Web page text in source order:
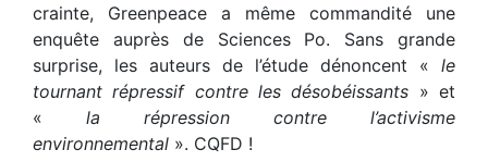
crainte, Greenpeace a même commandité une
enquête auprès de Sciences Po. Sans grande
surprise, les auteurs de l’étude dénoncent « le
tournant répressif contre les désobéissants » et
« la répression contre l’activisme
environnemental ». CQFD !